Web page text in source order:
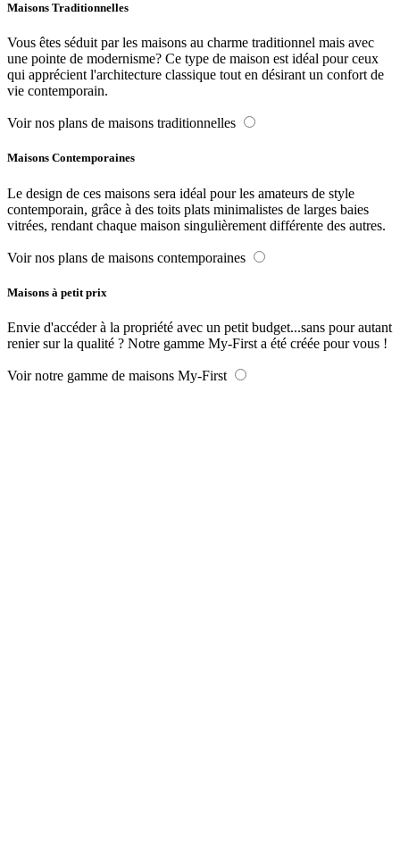
Maisons Traditionnelles
Vous êtes séduit par les maisons au charme traditionnel mais avec
une pointe de modernisme? Ce type de maison est idéal pour ceux
qui apprécient l'architecture classique tout en désirant un confort de
vie contemporain.
Voir nos plans de maisons traditionnelles
Maisons Contemporaines
Le design de ces maisons sera idéal pour les amateurs de style
contemporain, grâce à des toits plats minimalistes de larges baies
vitrées, rendant chaque maison singulièrement différente des autres.
Voir nos plans de maisons contemporaines
Maisons à petit prix
Envie d'accéder à la propriété avec un petit budget...sans pour autant
renier sur la qualité ? Notre gamme My-First a été créée pour vous !
Voir notre gamme de maisons My-First